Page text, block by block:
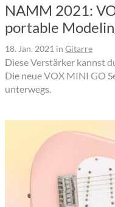
NAMM 2021:
portable
18. Jan. 2021 in Gitarre
Diese Verstärker kannst
Die neue VOX MINI GO
unterwegs.